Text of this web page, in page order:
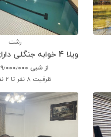
رشت
از شبی ۹٫۰۰۰٫۰۰۰
ظرفیت 8 نفر تا 2 نفر اضافه